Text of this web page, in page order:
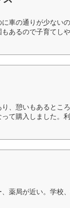
車の通りが少ない
あるので子育てし
、憩いもあるとこ
て購入しました。
薬局が近い。学校